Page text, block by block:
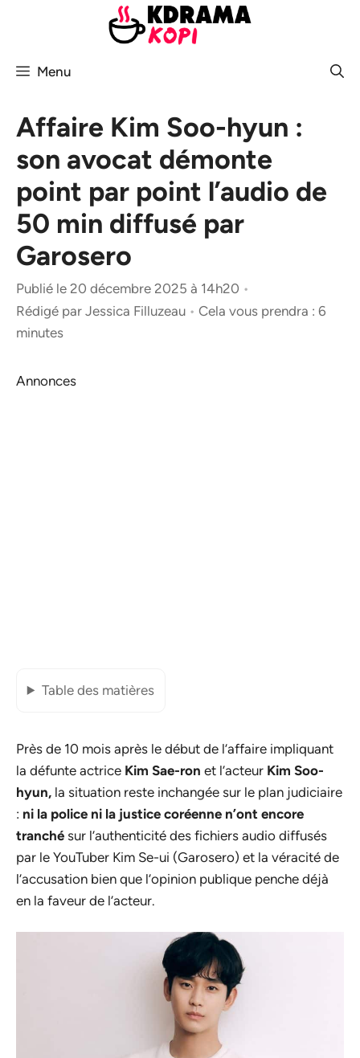
Menu
Affaire Kim Soo-hyun :
son avocat démonte
point par point l’audio de
50 min diffusé par
Garosero
Publié le 20 décembre 2025 à 14h20 •
Rédigé par Jessica Filluzeau • Cela vous prendra : 6
minutes
Annonces
Table des matières
Près de 10 mois après le début de l’affaire impliquant
la défunte actrice Kim Sae-ron et l’acteur Kim Soo-
hyun, la situation reste inchangée sur le plan judiciaire
: ni la police ni la justice coréenne n’ont encore
tranché sur l’authenticité des fichiers audio diffusés
par le YouTuber Kim Se-ui (Garosero) et la véracité de
l’accusation bien que l’opinion publique penche déjà
en la faveur de l’acteur.